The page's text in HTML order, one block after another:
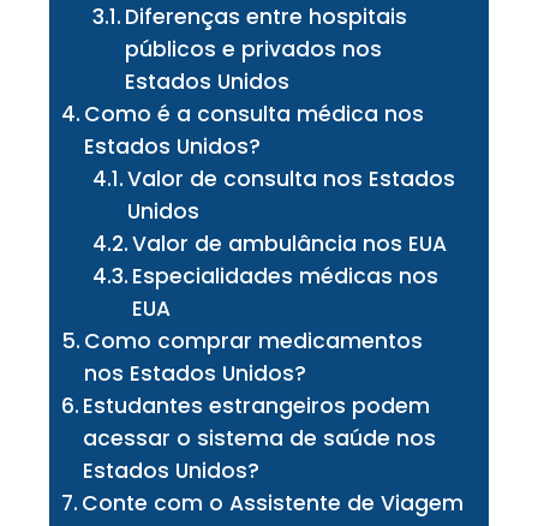
Diferenças entre hospitais
públicos e privados nos
Estados Unidos
Como é a consulta médica nos
Estados Unidos?
Valor de consulta nos Estados
Unidos
Valor de ambulância nos EUA
Especialidades médicas nos
EUA
Como comprar medicamentos
nos Estados Unidos?
Estudantes estrangeiros podem
acessar o sistema de saúde nos
Estados Unidos?
Conte com o Assistente de Viagem